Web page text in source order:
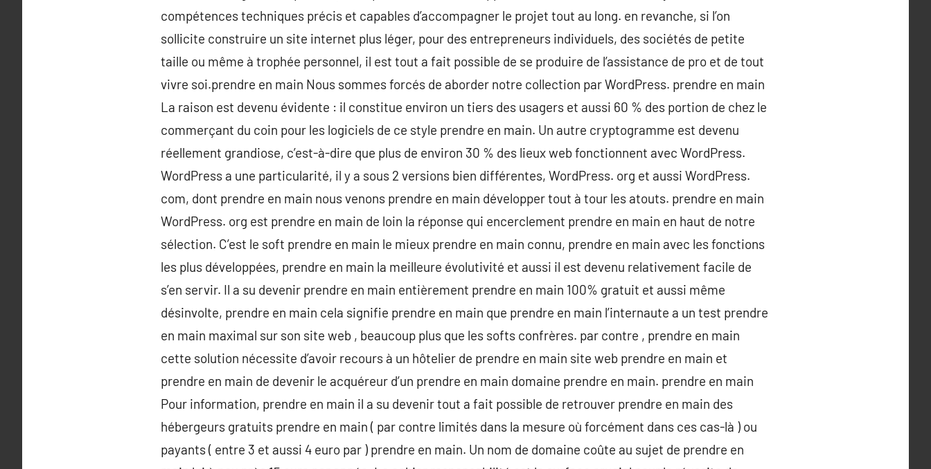
compétences techniques précis et capables d’accompagner le projet tout au long. en revanche, si l’on
sollicite construire un site internet plus léger, pour des entrepreneurs individuels, des sociétés de petite
taille ou même à trophée personnel, il est tout a fait possible de se produire de l’assistance de pro et de tout
vivre soi.prendre en main Nous sommes forcés de aborder notre collection par WordPress. prendre en main
La raison est devenu évidente : il constitue environ un tiers des usagers et aussi 60 % des portion de chez le
commerçant du coin pour les logiciels de ce style prendre en main. Un autre cryptogramme est devenu
réellement grandiose, c’est-à-dire que plus de environ 30 % des lieux web fonctionnent avec WordPress.
WordPress a une particularité, il y a sous 2 versions bien différentes, WordPress. org et aussi WordPress.
com, dont prendre en main nous venons prendre en main développer tout à tour les atouts. prendre en main
WordPress. org est prendre en main de loin la réponse qui encerclement prendre en main en haut de notre
sélection. C’est le soft prendre en main le mieux prendre en main connu, prendre en main avec les fonctions
les plus développées, prendre en main la meilleure évolutivité et aussi il est devenu relativement facile de
s’en servir. Il a su devenir prendre en main entièrement prendre en main 100% gratuit et aussi même
désinvolte, prendre en main cela signifie prendre en main que prendre en main l’internaute a un test prendre
en main maximal sur son site web , beaucoup plus que les softs confrères. par contre , prendre en main
cette solution nécessite d’avoir recours à un hôtelier de prendre en main site web prendre en main et
prendre en main de devenir le acquéreur d’un prendre en main domaine prendre en main. prendre en main
Pour information, prendre en main il a su devenir tout a fait possible de retrouver prendre en main des
hébergeurs gratuits prendre en main ( par contre limités dans la mesure où forcément dans ces cas-là ) ou
payants ( entre 3 et aussi 4 euro par ) prendre en main. Un nom de domaine coûte au sujet de prendre en